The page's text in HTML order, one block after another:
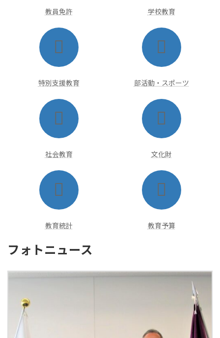
教員免許
学校教育
イ
コ
ン
リ
特別支援教育
イ
コ
ン
リ
部活動・スポーツ
イ
コ
ン
リ
社会教育
イ
コ
ン
リ
文化財
イ
コ
ン
リ
教育統計
イ
コ
ン
リ
教育予算
フォトニュース